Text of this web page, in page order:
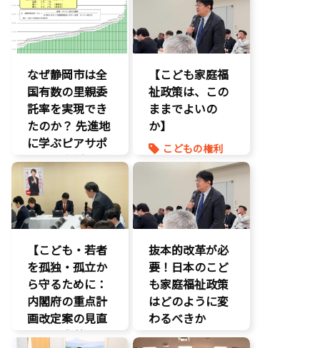
なぜ静岡市は全
国有数の里親委
託率を実現でき
たのか？ 先進地
に学ぶピアサポ
ートと支援体制
の核心
こども政策
児童福祉法
児童虐待対策
社会的養護
養子縁組
【こども家庭福
祉政策は、この
ままでよいの
か】
こどもの権利
こども政策
命を守る
養子縁組
【こども・若者
を孤独・孤立か
ら守るために：
内閣府の重点計
画改定案の見直
しを要求
抜本的改革が必
要！日本のこど
も家庭福祉政策
はどのように変
わるべきか
こどもの権利